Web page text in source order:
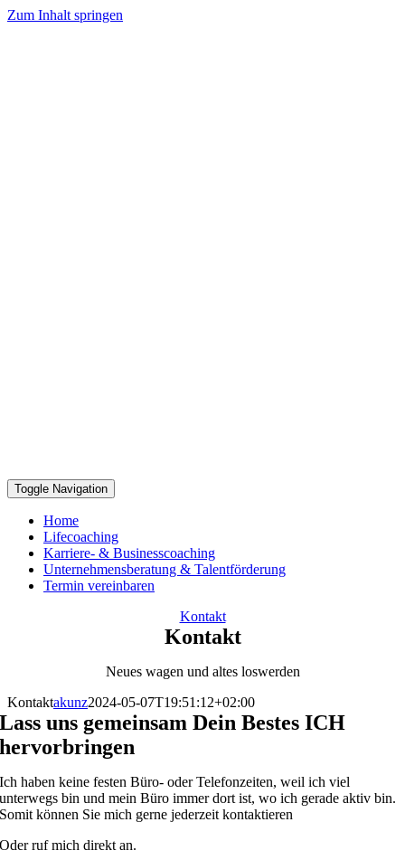
Zum Inhalt springen
Toggle Navigation
Home
Lifecoaching
Karriere- & Businesscoaching
Unternehmensberatung & Talentförderung
Termin vereinbaren
Kontakt
Kontakt
Neues wagen und altes loswerden
Kontaktakunz2024-05-07T19:51:12+02:00
Lass uns gemeinsam Dein Bestes ICH
hervorbringen
Ich haben keine festen Büro- oder Telefonzeiten, weil ich viel
unterwegs bin und mein Büro immer dort ist, wo ich gerade aktiv bin.
Somit können Sie mich gerne jederzeit kontaktieren
Oder ruf mich direkt an.